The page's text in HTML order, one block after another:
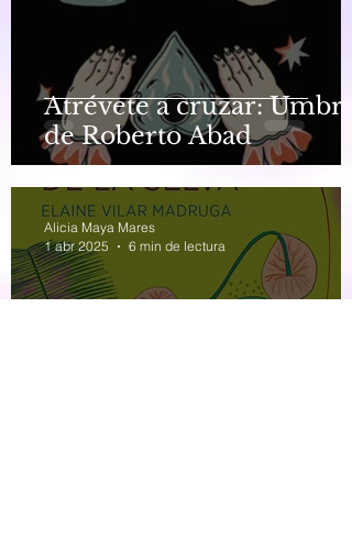
Atrévete a cruzar:
de Roberto Abad
Alicia Maya Mares
1 abr 2025
6 min de lectura